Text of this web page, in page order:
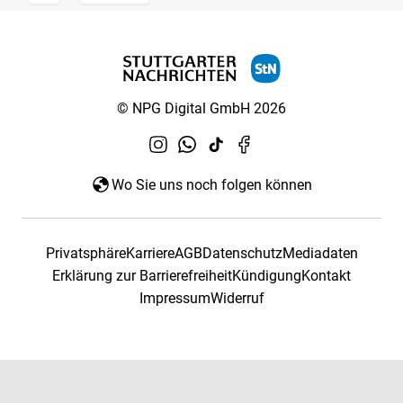
© NPG Digital GmbH 2026
Wo Sie uns noch folgen können
PrivatsphäreKarriereAGBDatenschutzMediadaten
Erklärung zur BarrierefreiheitKündigungKontakt
ImpressumWiderruf